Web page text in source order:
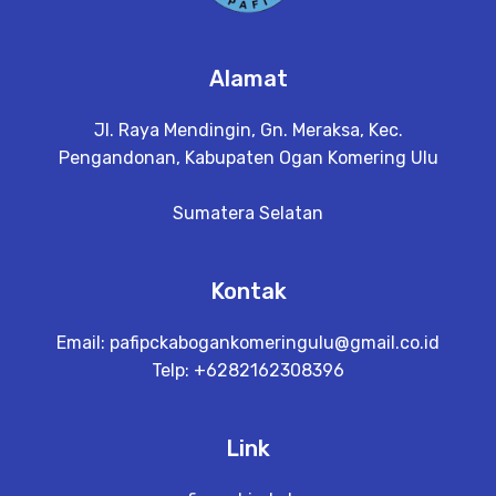
Alamat
Jl. Raya Mendingin, Gn. Meraksa, Kec.
Pengandonan, Kabupaten Ogan Komering Ulu
Sumatera Selatan
Kontak
Email: pafipckabogankomeringulu@gmail.co.id
Telp: +6282162308396
Link